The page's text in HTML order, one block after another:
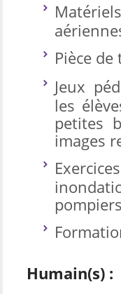
Pièce de
Jeux
les
petites
images
Humain(s) :